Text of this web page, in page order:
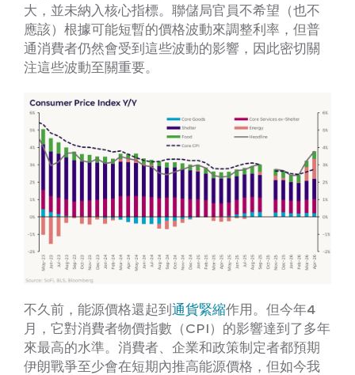
大，並未納入核心指標。聯儲局官員不希望（也不
應該）根據可能短暫的價格波動來調整利率，但普
通消費者仍然會受到這些波動的影響，因此密切關
注這些波動至關重要。
不久前，能源價格還起到 通貨緊縮作用。但今年4
月，它對消費者物價指數（CPI）的影響達到了多年
來最高的水準。消費者、企業和政策制定者都預期
伊朗戰爭至少會在短期內推高能源價格，但如今我